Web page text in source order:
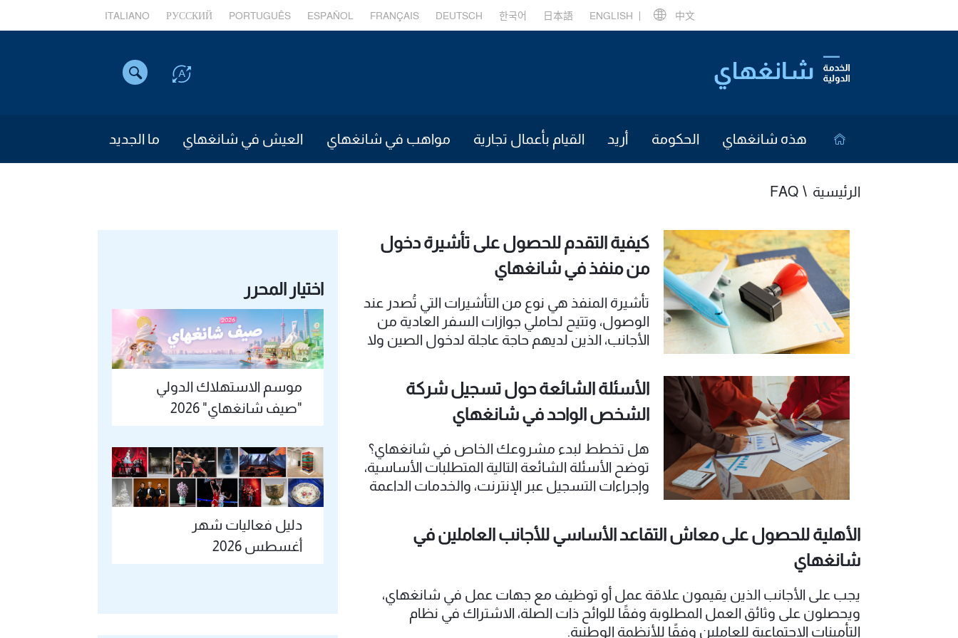
中文
ENGLISH
日本語
한국어
DEUTSCH
FRANÇAIS
ESPAÑOL
PORTUGUÊS
РУССКИЙ
ITALIANO
هذه شانغهاي الحكومة أريد القيام بأعمال تجارية مواهب في شانغهاي العيش في شانغهاي ما الجديد
الرئيسية FAQ
كيفية التقدم للحصول على تأشيرة دخول
من منفذ في شانغهاي
تأشيرة المنفذ هي نوع من التأشيرات التي تُصدر عند
الوصول، وتتيح لحاملي جوازات السفر العادية من
الأجانب، الذين لديهم حاجة عاجلة لدخول الصين ولا
من السفارات أو القنصليات الصينية في الخارج،
التقدم بطلب الدخول عبر أحد المنافذ الصينية
المعتمدة.
الأسئلة الشائعة حول تسجيل شركة
الشخص الواحد في شانغهاي
هل تخطط لبدء مشروعك الخاص في شانغهاي؟
توضح الأسئلة الشائعة التالية المتطلبات الأساسية،
وإجراءات التسجيل عبر الإنترنت، والخدمات الداعمة
الكيانات التجارية في المدينة.
الأهلية للحصول على معاش التقاعد الأساسي للأجانب العاملين في
شانغهاي
يجب على الأجانب الذين يقيمون علاقة عمل أو توظيف مع جهات عمل في شانغهاي،
ويحصلون على وثائق العمل المطلوبة وفقًا للوائح ذات الصلة، الاشتراك في نظام
التأمينات الاجتماعية للعاملين وفقًا للأنظمة الوطنية.
اختيار المحرر
موسم الاستهلاك الدولي
"صيف شانغهاي" 2026
دليل فعاليات شهر
أغسطس 2026